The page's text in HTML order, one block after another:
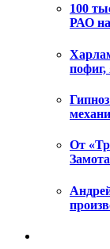
100
РАО на
От